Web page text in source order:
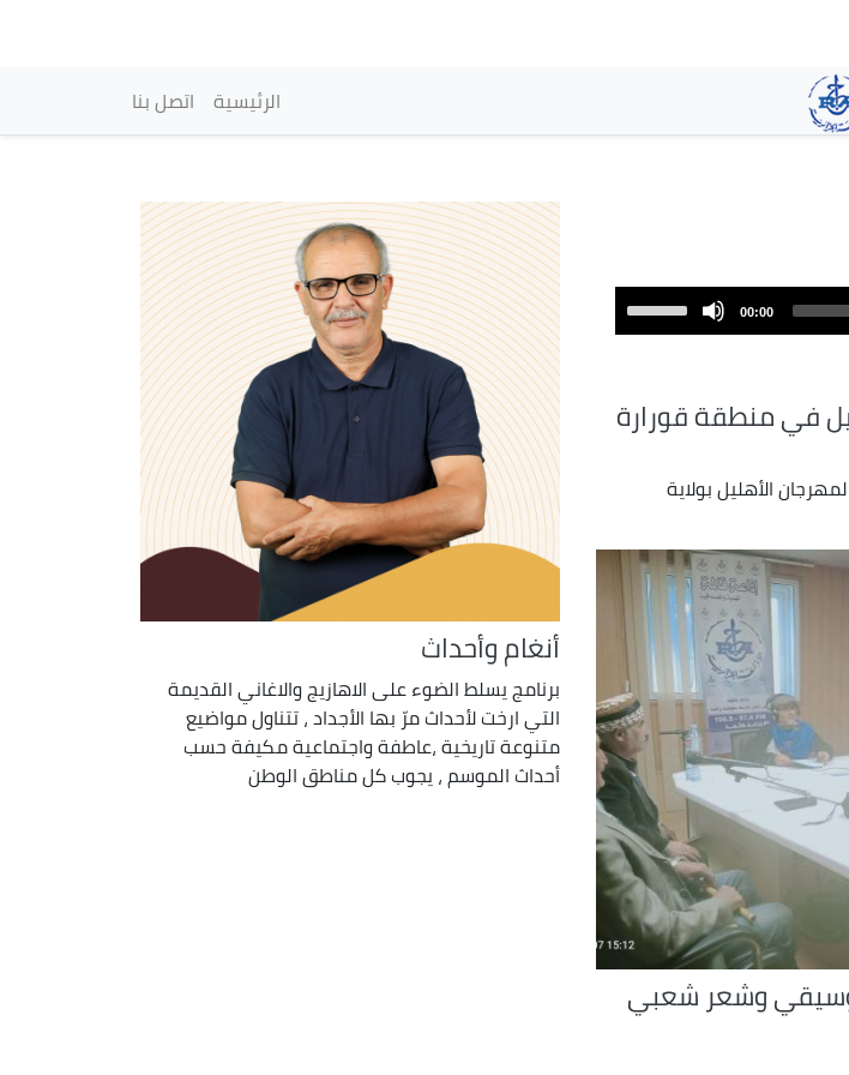
principale
الرئيسية اتصل بنا
00:00
Up/Down
to
increase
decrease
في منطقة قورارة
الأهليل بولاية
وشعر شعبي
أنغام وأحداث
برنامج يسلط الضوء على الاهازيج والاغاني القديمة
التي ارخت لأحداث مرّ بها الأجداد ، تتناول مواضيع
متنوعة تاريخية ،عاطفة واجتماعية مكيفة حسب
أحداث الموسم ، يجوب كل مناطق الوطن